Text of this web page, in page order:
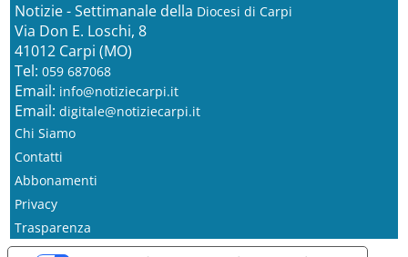
Notizie - Settimanale della Diocesi di Carpi
Via Don E. Loschi, 8
41012 Carpi (MO)
Tel: 059 687068
Email: info@notiziecarpi.it
Email: digitale@notiziecarpi.it
Chi Siamo
Contatti
Abbonamenti
Privacy
Trasparenza